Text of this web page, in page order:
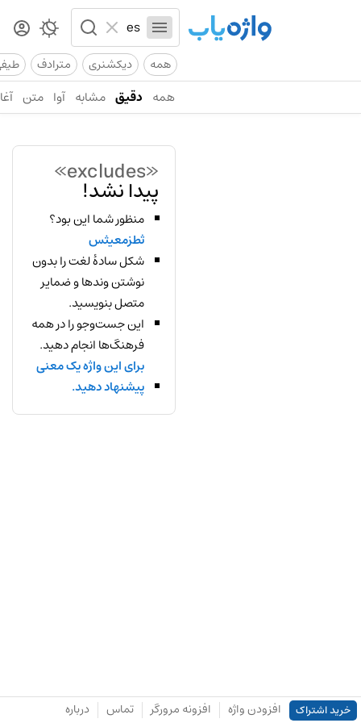
همه دیکشنری مترادف
همه دقیق مشابه آوا متن
«excludes»
پیدا نشد!
منظور شما این بود؟
ثطزمعیثس
شکل سادهٔ لغت را بدون
نوشتن وندها و ضمایر
متصل بنویسید.
این جست‌وجو را در همه
فرهنگ‌ها انجام دهید.
برای این واژه یک معنی
پیشنهاد دهید.
خرید اشتراک افزودن واژه افزونه مرورگر تماس درباره